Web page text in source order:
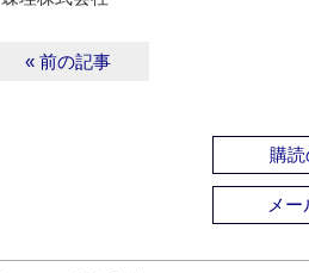
« 前の記事
購読
メ